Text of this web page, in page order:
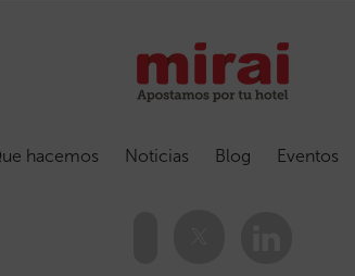
hacemos Noticias Blog Eventos